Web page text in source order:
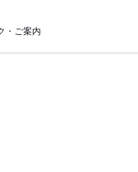
・ご案内